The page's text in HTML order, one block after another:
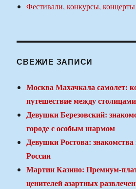
Фестивали, конкурсы, концерты
СВЕЖИЕ ЗАПИСИ
Москва Махачкала самолет:
путешествие между столицами
Девушки Березовский:
городе с особым шармом
Девушки Ростова:
России
Мартин Казино: Премиум-
ценителей азартных